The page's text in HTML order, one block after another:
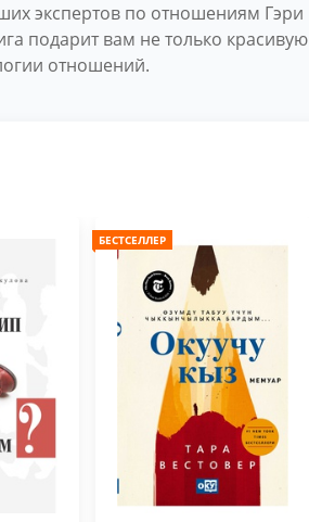
экспертов по отношениям Гэри
подарит вам не только красивую
отношений.
БЕСТСЕЛЛЕР